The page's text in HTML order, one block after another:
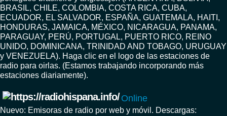
BRASIL, CHILE, COLOMBIA, COSTA RICA, CUBA,
ECUADOR, EL SALVADOR, ESPAÑA, GUATEMALA, HAITI,
HONDURAS, JAMAICA, MÉXICO, NICARAGUA, PANAMA,
PARAGUAY, PERÚ, PORTUGAL, PUERTO RICO, REINO
UNIDO, DOMINICANA, TRINIDAD AND TOBAGO, URUGUAY
y VENEZUELA). Haga clic en el logo de las estaciones de
radio para oirlas. (Estamos trabajando incorporando más
estaciones diariamente).
Online
Nuevo: Emisoras de radio por web y móvil. Descargas: